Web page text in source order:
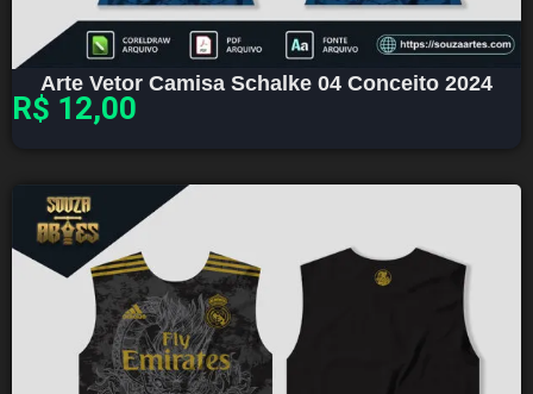
Arte Vetor Camisa Schalke 04 Conceito 2024
R$ 12,00